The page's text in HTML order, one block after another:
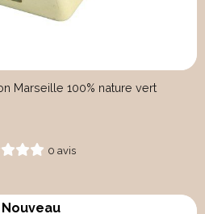
Marseille 100% nature vert
0 avis
Nouveau